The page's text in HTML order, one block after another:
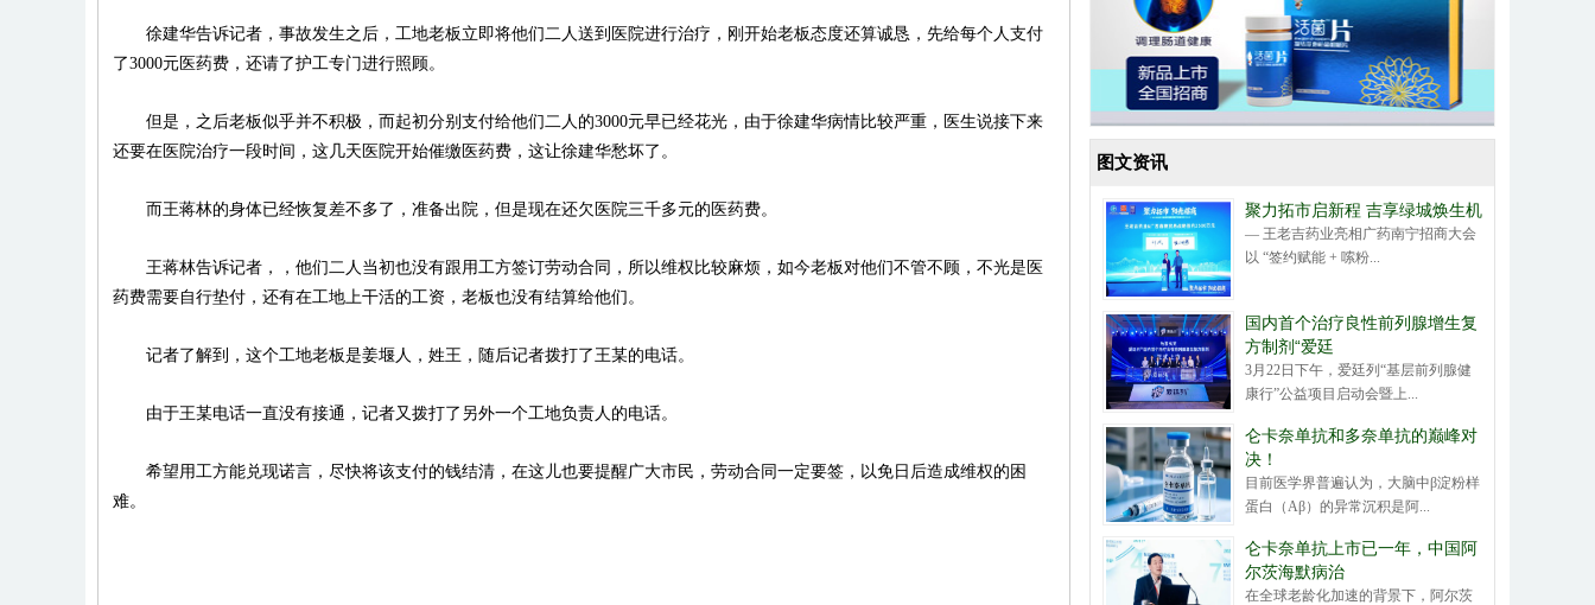
徐建华告诉记者，事故发生之后，工地老板立即将他们二人送到医院进行治疗，刚开始老板态度还算诚恳，先给每个人支付
了3000元医药费，还请了护工专门进行照顾。
但是，之后老板似乎并不积极，而起初分别支付给他们二人的3000元早已经花光，由于徐建华病情比较严重，医生说接下来
还要在医院治疗一段时间，这几天医院开始催缴医药费，这让徐建华愁坏了。
而王蒋林的身体已经恢复差不多了，准备出院，但是现在还欠医院三千多元的医药费。
王蒋林告诉记者，，他们二人当初也没有跟用工方签订劳动合同，所以维权比较麻烦，如今老板对他们不管不顾，不光是医
药费需要自行垫付，还有在工地上干活的工资，老板也没有结算给他们。
记者了解到，这个工地老板是姜堰人，姓王，随后记者拨打了王某的电话。
由于王某电话一直没有接通，记者又拨打了另外一个工地负责人的电话。
希望用工方能兑现诺言，尽快将该支付的钱结清，在这儿也要提醒广大市民，劳动合同一定要签，以免日后造成维权的困
难。
图文资讯
聚力拓市启新程 吉享绿城焕生机
— 王老吉药业亮相广药南宁招商大会
以 “签约赋能 + 嗦粉...
国内首个治疗良性前列腺增生复
方制剂“爱廷
3月22日下午，爱廷列“基层前列腺健
康行”公益项目启动会暨上...
仑卡奈单抗和多奈单抗的巅峰对
决！
目前医学界普遍认为，大脑中β淀粉样
蛋白（Aβ）的异常沉积是阿...
仑卡奈单抗上市已一年，中国阿
尔茨海默病治
在全球老龄化加速的背景下，阿尔茨